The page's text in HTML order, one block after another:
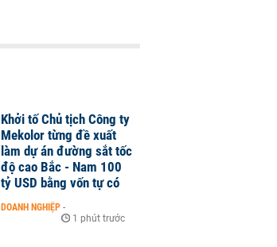
Khởi tố Chủ tịch Công ty
Mekolor từng đề xuất
làm dự án đường sắt tốc
độ cao Bắc - Nam 100
tỷ USD bằng vốn tự có
DOANH NGHIỆP -
1 phút trước